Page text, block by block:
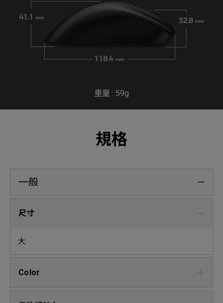
重量 : 59g
規格
一般
尺寸
大
Color